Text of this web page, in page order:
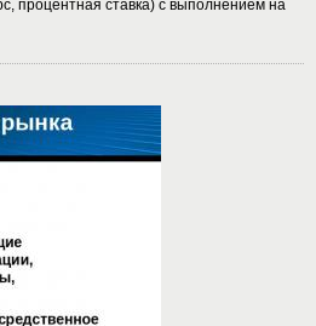
процентная ставка) с выполнением на